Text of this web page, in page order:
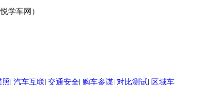
学车网）
照| 汽车互联| 交通安全| 购车参谋| 对比测试| 区域车